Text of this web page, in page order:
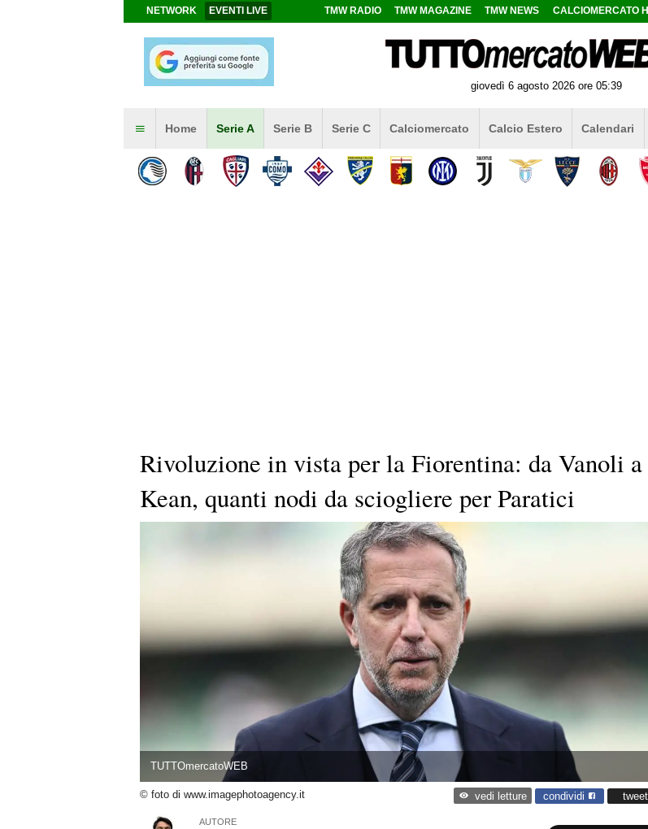
NETWORK EVENTI LIVE TMW RADIO TMW MAGAZINE TMW NEWS CALCIOMERCATO
giovedì 6 agosto 2026 ore 05:39
Home Serie A Serie B Serie C Calciomercato Calcio Estero Calendari
Rivoluzione in vista per la Fiorentina: da Vanoli a
Kean, quanti nodi da sciogliere per Paratici
TUTTOmercatoWEB
© foto di www.imagephotoagency.it vedi letture condividi tweet
AUTORE